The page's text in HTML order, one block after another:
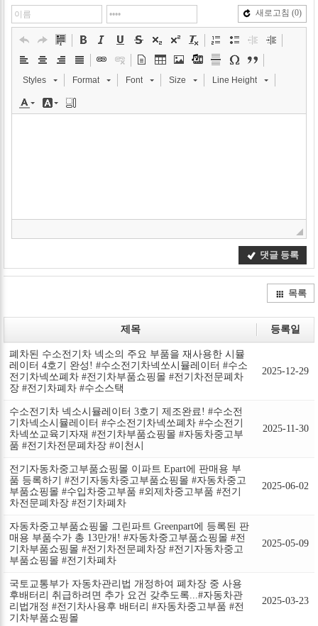
새로고침 (0)
Styles Format Font Size Line Height
댓글 등록
목록
제목 등록일
폐차된 수소전기차 넥소의 주요 부품을 재사용한 시뮬
레이터 4호기 완성! #수소전기차넥쏘시뮬레이터 #수소
전기차넥쏘폐차 #전기차부품쇼핑몰 #전기차전문폐차
장 #전기차폐차 #수소스택
2025-12-29
수소전기차 넥소시뮬레이터 3호기 제조완료! #수소전
기차넥소시뮬레이터 #수소전기차넥쏘폐차 #수소전기
차넥쏘교육기자재 #전기차부품쇼핑몰 #자동차중고부
품 #전기차전문폐차장 #이천시
2025-11-30
전기자동차중고부품쇼핑몰 이파트 Epart에 판매용 부
품 등록하기 #전기자동차중고부품쇼핑몰 #자동차중고
부품쇼핑몰 #수입차중고부품 #외제차중고부품 #전기
차전문폐차장 #전기차폐차
2025-06-02
자동차중고부품쇼핑몰 그린파트 Greenpart에 등록된 판
매용 부품수가 총 13만개! #자동차중고부품쇼핑몰 #전
기차부품쇼핑몰 #전기차전문폐차장 #전기자동차중고
부품쇼핑몰 #전기차폐차
2025-05-09
국토교통부가 자동차관리법 개정하여 폐차장 중 사용
후배터리 취급하려면 추가 요건 갖추도록...#자동차관
리법개정 #전기차사용후 배터리 #자동차중고부품 #전
기차부품쇼핑몰
2025-03-23